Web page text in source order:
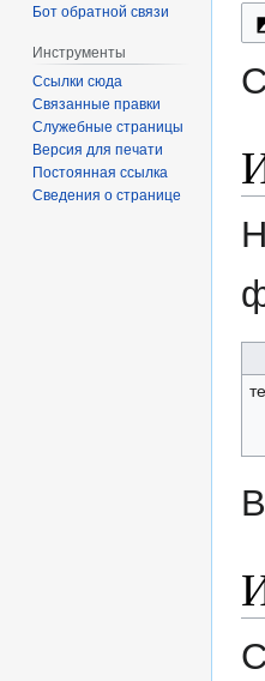
Бот обратной связи
Инструменты
Ссылки сюда
Связанные правки
Служебные страницы
Версия для печати
Постоянная ссылка
Сведения о странице